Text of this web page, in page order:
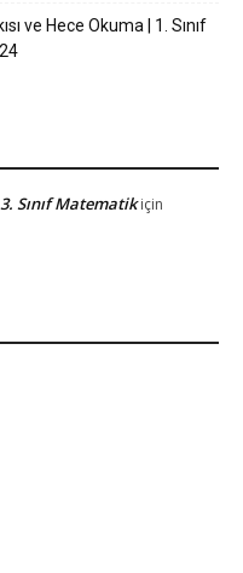
ve Hece Okuma | 1. Sınıf
Sınıf Matematikiçin